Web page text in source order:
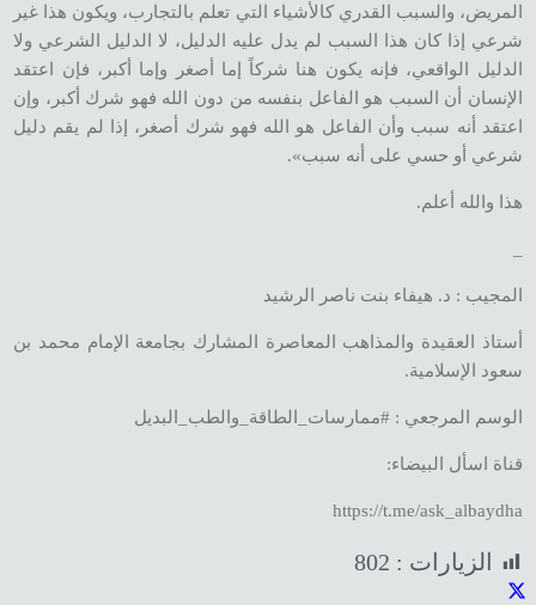
المريض، والسبب القدري كالأشياء التي تعلم بالتجارب، ويكون هذا غير
شرعي إذا كان هذا السبب لم يدل عليه الدليل، لا الدليل الشرعي ولا
الدليل الواقعي، فإنه يكون هنا شركاً إما أصغر وإما أكبر، فإن اعتقد
الإنسان أن السبب هو الفاعل بنفسه من دون الله فهو شرك أكبر، وإن
اعتقد أنه سبب وأن الفاعل هو الله فهو شرك أصغر، إذا لم يقم دليل
شرعي أو حسي على أنه سبب».
هذا والله أعلم.
المجيب : د. هيفاء بنت ناصر الرشيد
أستاذ العقيدة والمذاهب المعاصرة المشارك بجامعة الإمام محمد بن
سعود الإسلامية.
الوسم المرجعي : #ممارسات_الطاقة_والطب_البديل
قناة اسأل البيضاء:
الزيارات : 802